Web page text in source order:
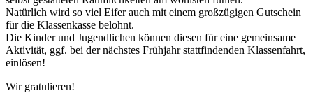
Natürlich wird so viel Eifer auch mit einem großzügigen Gutschein
für die Klassenkasse belohnt.
Die Kinder und Jugendlichen können diesen für eine gemeinsame
Aktivität, ggf. bei der nächstes Frühjahr stattfindenden Klassenfahrt,
einlösen!
Wir gratulieren!